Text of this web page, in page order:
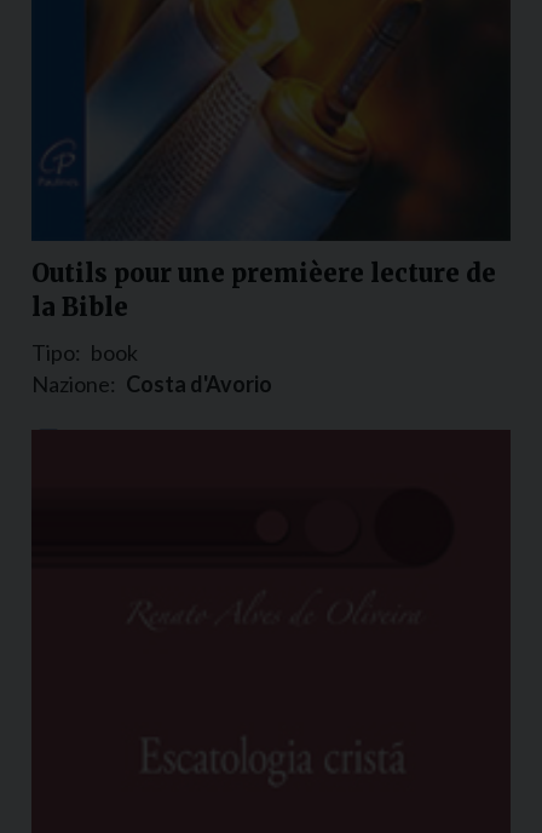
Outils pour une premièere lecture de
la Bible
Tipo: book
Nazione: Costa d'Avorio